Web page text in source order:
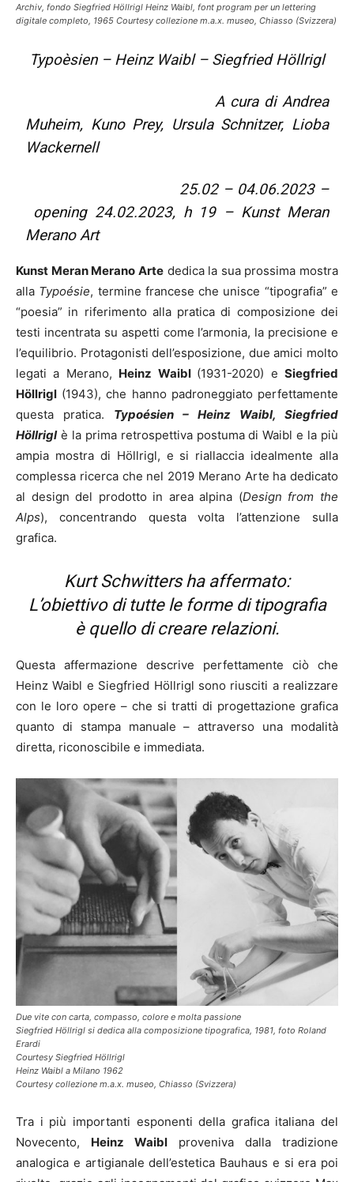
Archiv, fondo Siegfried Höllrigl Heinz Waibl, font program per un lettering
digitale completo, 1965 Courtesy collezione m.a.x. museo, Chiasso (Svizzera)
Typoèsien – Heinz Waibl – Siegfried Höllrigl
A cura di Andrea
Muheim, Kuno Prey, Ursula Schnitzer, Lioba
Wackernell
25.02 – 04.06.2023 –
opening 24.02.2023, h 19 – Kunst Meran
Merano Art
Kunst Meran Merano Artededica la sua prossima mostra
alla Typoésie, termine francese che unisce “tipografia” e
“poesia” in riferimento alla pratica di composizione dei
testi incentrata su aspetti come l’armonia, la precisione e
l’equilibrio. Protagonisti dell’esposizione, due amici molto
legati a Merano, Heinz Waibl (1931-2020) eSiegfried
Höllrigl (1943), che hanno padroneggiato perfettamente
questa pratica. Typoésien – Heinz Waibl, Siegfried
Höllrigl è la prima retrospettiva postuma di Waibl e la più
ampia mostra di Höllrigl, e si riallaccia idealmente alla
complessa ricerca che nel 2019 Merano Arte ha dedicato
al design del prodotto in area alpina (Design from the
Alps), concentrando questa volta l’attenzione sulla
grafica.
Kurt Schwitters ha affermato:
L’obiettivo di tutte le forme di tipografia
è quello di creare relazioni.
Questa affermazione descrive perfettamente ciò che
Heinz Waibl e Siegfried Höllrigl sono riusciti a realizzare
con le loro opere – che si tratti di progettazione grafica
quanto di stampa manuale – attraverso una modalità
diretta, riconoscibile e immediata.
Due vite con carta, compasso, colore e molta passione
Siegfried Höllrigl si dedica alla composizione tipografica, 1981, foto Roland
Erardi
Courtesy Siegfried Höllrigl
Heinz Waibl a Milano 1962
Courtesy collezione m.a.x. museo, Chiasso (Svizzera)
Tra i più importanti esponenti della grafica italiana del
Novecento, Heinz Waibl proveniva dalla tradizione
analogica e artigianale dell’estetica Bauhaus e si era poi